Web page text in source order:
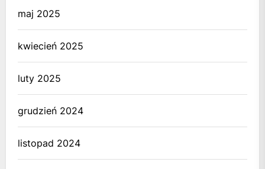
maj 2025
kwiecień 2025
luty 2025
grudzień 2024
listopad 2024